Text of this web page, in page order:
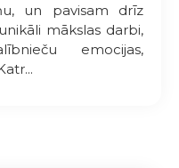
un pavisam drīz
mākslas darbi,
emocijas,